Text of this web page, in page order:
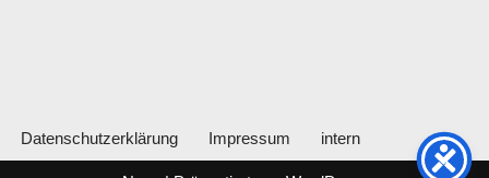
Datenschutzerklärung Impressum intern